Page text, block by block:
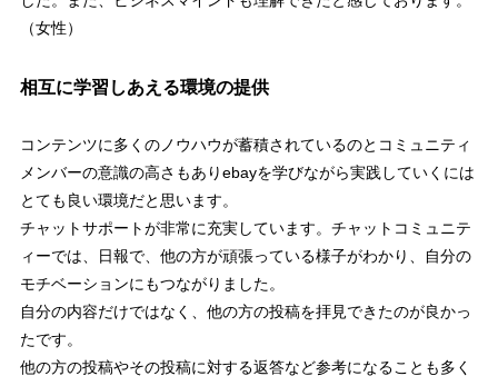
（女性）
相互に学習しあえる環境の提供
コンテンツに多くのノウハウが蓄積されているのとコミュニティ
メンバーの意識の高さもありebayを学びながら実践していくには
とても良い環境だと思います。
チャットサポートが非常に充実しています。チャットコミュニテ
ィーでは、日報で、他の方が頑張っている様子がわかり、自分の
モチベーションにもつながりました。
自分の内容だけではなく、他の方の投稿を拝見できたのが良かっ
たです。
他の方の投稿やその投稿に対する返答など参考になることも多く